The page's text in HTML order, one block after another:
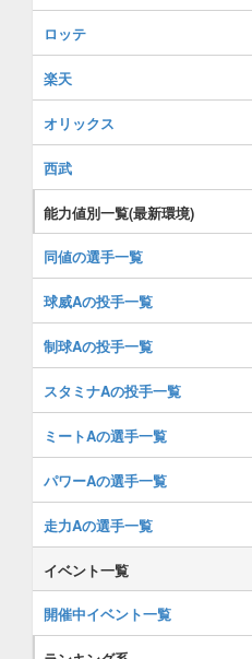
ロッテ
楽天
オリックス
西武
能力値別一覧(最新環境)
同値の選手一覧
球威Aの投手一覧
制球Aの投手一覧
スタミナAの投手一覧
ミートAの選手一覧
パワーAの選手一覧
走力Aの選手一覧
イベント一覧
開催中イベント一覧